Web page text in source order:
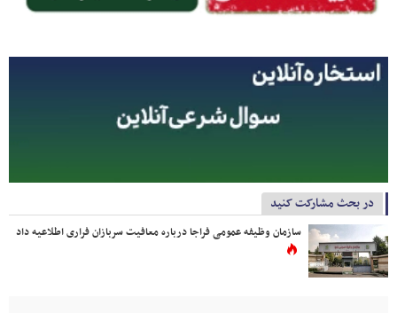
در بحث مشارکت کنید
سازمان وظیفه عمومی فراجا درباره معافیت سربازان فراری اطلاعیه داد